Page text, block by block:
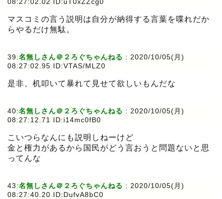
08:27:02.02 ID:uT0xZZcg0
マスコミの言う説明は自分が納得する言葉を喋れだか
らやるだけ無駄。
39:名無しさん＠２ろぐちゃんねる : 2020/10/05(月)
08:27:02.95 ID:VTAS/MLZ0
是非、机叩いて暴れて見せて欲しいもんだな
40:名無しさん＠２ろぐちゃんねる : 2020/10/05(月)
08:27:12.71 ID:i14mc0fB0
こいつらなんにも説明しねーけど
金と権力があるから国民がどう言おうと問題ないと思
ってんな
43:名無しさん＠２ろぐちゃんねる : 2020/10/05(月)
08:27:40.20 ID:DufvA8bC0